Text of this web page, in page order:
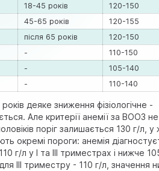
18-45 років
120-150
45-65 років
120-155
після 65 років
120-150
-
110-150
-
105-140
- 110-140
деяке зниження фізіологічне -
Але критерії анемії за ВООЗ не
поріг залишається 130 г/л, у
окремі пороги: анемія
г/л у I та III триместрах і нижче
III триместру - 110 г/л, значення